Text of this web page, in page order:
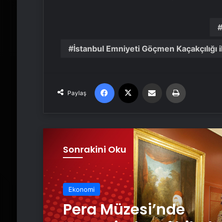
İstanbul Emniyeti Göçmen
Paylaş
Facebook Email'den paylaş
Sonrakini Oku
Ekonomi
Frankfurt Türk Film